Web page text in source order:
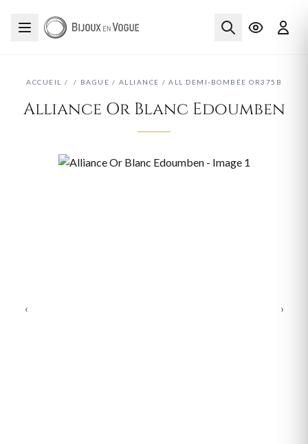
ACCUEIL / / BAGUE / ALLIANCE / ALL.DEMI-BOMBÉE OR375B
Alliance Or Blanc Edoumben
‹ ›